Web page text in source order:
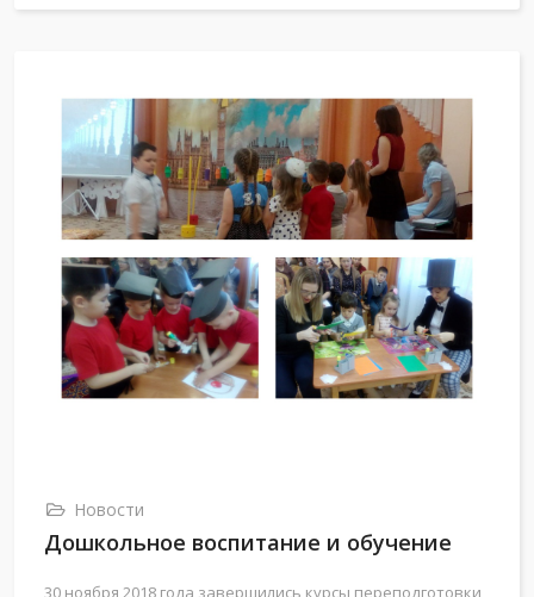
Новости
Дошкольное воспитание и обучение
30 ноября 2018 года завершились курсы переподготовки